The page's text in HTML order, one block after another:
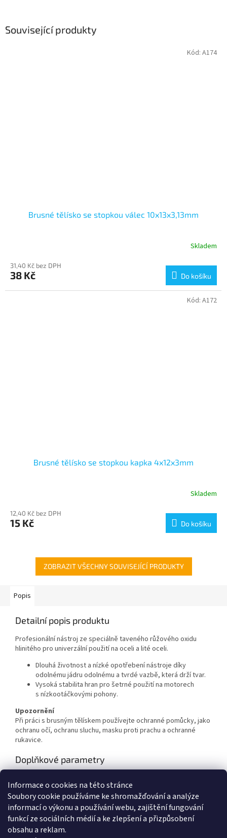
Informace o cookies na této stránce
Soubory cookie používáme ke shromažďování a analýze
informací o výkonu a používání webu, zajištění fungování
funkcí ze sociálních médií a ke zlepšení a přizpůsobení
obsahu a reklam.
Související produkty
Brusné tělísko se stopkou válec 10x13x3,13mm
Skladem
31,40 Kč bez DPH
38 Kč Do košíku
Kód: A174
Brusné tělísko se stopkou kapka 4x12x3mm
Skladem
12,40 Kč bez DPH
15 Kč Do košíku
Kód: A172
ZOBRAZIT VŠECHNY SOUVISEJÍCÍ PRODUKTY
Popis
Detailní popis produktu
Profesionální nástroj ze speciálně taveného růžového oxidu
hlinitého pro univerzální použití na oceli a lité oceli.
Dlouhá životnost a nízké opotřebení nástroje díky
odolnému jádru odolnému a tvrdé vazbě, která drží tvar.
Vysoká stabilita hran pro šetrné použití na motorech
s nízkootáčkovými pohony.
Upozornění
Při práci s brusným tělískem používejte ochranné pomůcky, jako
ochranu očí, ochranu sluchu, masku proti prachu a ochranné
rukavice.
Doplňkové parametry
Hmotnost :
0.01 kg
Průměr :
5mm
Délka hlavy
10mm
Stopka:
3mm